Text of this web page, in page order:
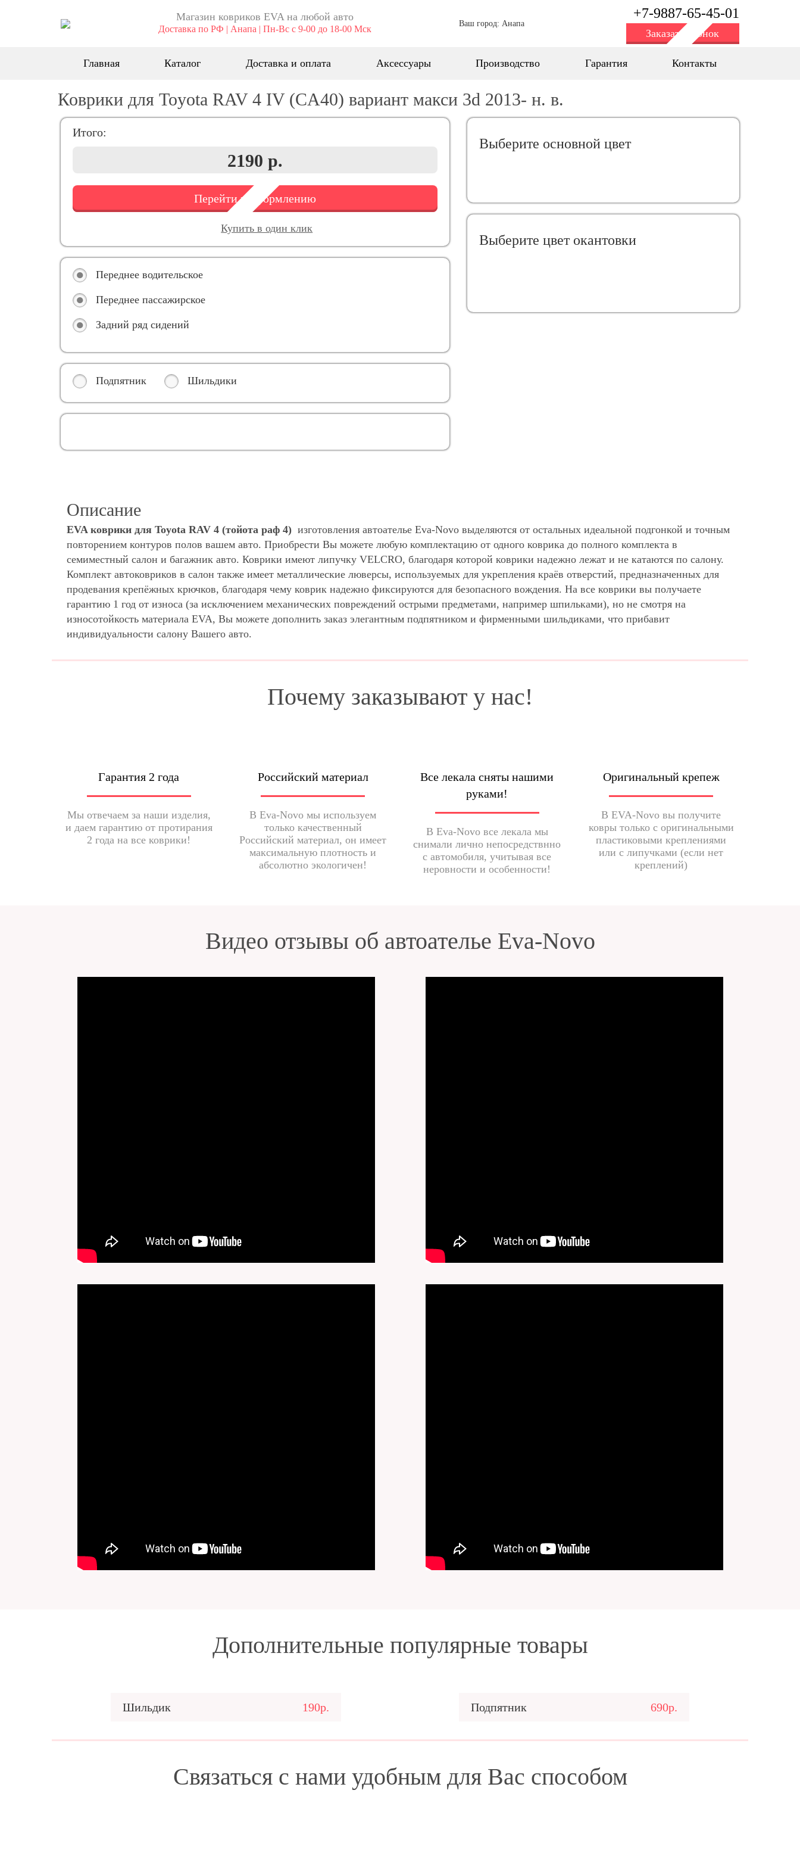
Магазин ковриков EVA ​на любой авто
Доставка по РФ | Анапа | Пн-Вс с 9-00 до 18-00 Мск
Ваш город: Анапа
+7-9887-65-45-01
Заказать звонок
Главная Каталог Доставка и оплата Аксессуары Производство Гарантия Контакты
Коврики для Toyota RAV 4 IV (СA40) вариант макси 3d 2013- н. в.
Итого:
2190 р.
Перейти к оформлению
Купить в один клик
Переднее водительское
Переднее пассажирское
Задний ряд сидений
Подпятник Шильдики
Выберите oсновной цвет
Выберите цвет окантовки
Описание
EVA коврики для Toyota RAV 4 (тойота раф 4) изготовления автоателье Eva-Novo выделяются от остальных идеальной подгонкой и точным
повторением контуров полов вашем авто. Приобрести Вы можете любую комплектацию от одного коврика до полного комплекта в
семиместный салон и багажник авто. Коврики имеют липучку VELCRO, благодаря которой коврики надежно лежат и не катаются по салону.
Комплект автоковриков в салон также имеет металлические люверсы, используемых для укрепления краёв отверстий, предназначенных для
продевания крепёжных крючков, благодаря чему коврик надежно фиксируются для безопасного вождения. На все коврики вы получаете
гарантию 1 год от износа (за исключением механических повреждений острыми предметами, например шпильками), но не смотря на
износотойкость материала EVA, Вы можете дополнить заказ элегантным подпятником и фирменными шильдиками, что прибавит
индивидуальности салону Вашего авто.
Почему заказывают у нас!
Гарантия 2 года
Мы отвечаем за наши изделия,
и даем гарантию от протирания
2 года на все коврики!
Российский материал
В Eva-Novo мы используем
только качественный
Российский материал, он имеет
максимальную плотность и
абсолютно экологичен!
Все лекала сняты нашими
руками!
В Eva-Novo все лекала мы
снимали лично непосредствнно
с автомобиля, учитывая все
неровности и особенности!
Оригинальный крепеж
В EVA-Novo вы получите
ковры только с оригинальными
пластиковыми креплениями
или с липучками (если нет
креплений)
Видео отзывы об автоателье Eva-Novo
Дополнительные популярные товары
Шильдик 190р. Подпятник 690р.
Связаться с нами удобным для Вас способом